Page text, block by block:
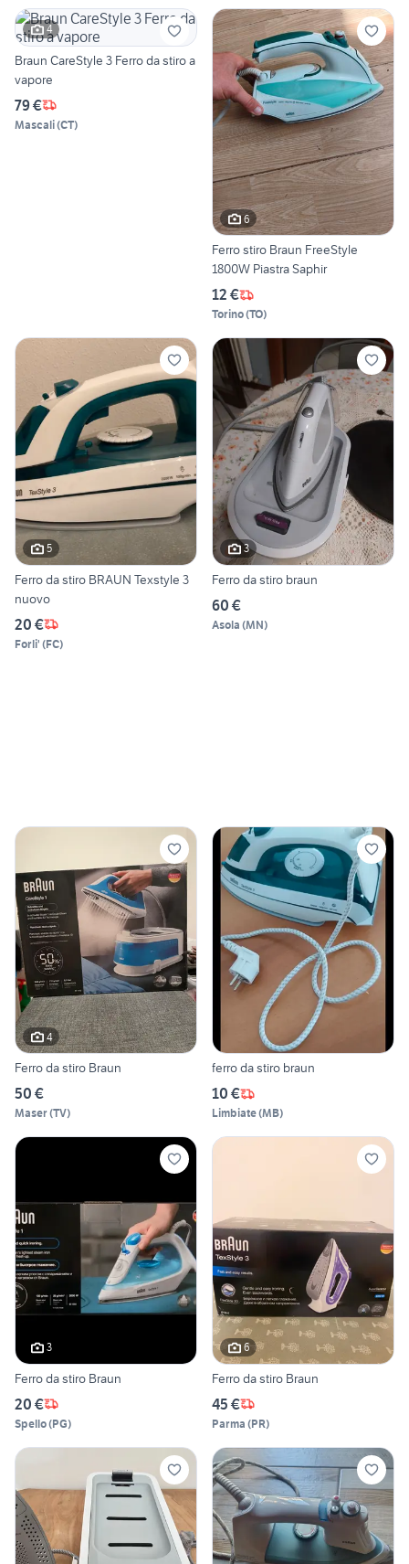
4
Braun CareStyle 3 Ferro da stiro a
vapore
79 €
Mascali(CT)
6
Ferro stiro Braun FreeStyle
1800W Piastra Saphir
12 €
Torino(TO)
5
Ferro da stiro BRAUN Texstyle 3
nuovo
20 €
Forli' (FC)
3
Ferro da stiro braun
60 €
Asola (MN)
4
Ferro da stiro Braun
50 €
Maser(TV)
ferro da stiro braun
10 €
Limbiate(MB)
3
Ferro da stiro Braun
20 €
Spello(PG)
6
Ferro da stiro Braun
45 €
Parma (PR)